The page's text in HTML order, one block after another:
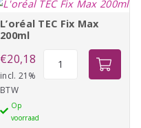
L’oréal TEC Fix Max
200ml
€20,18
incl. 21%
BTW
Op
voorraad